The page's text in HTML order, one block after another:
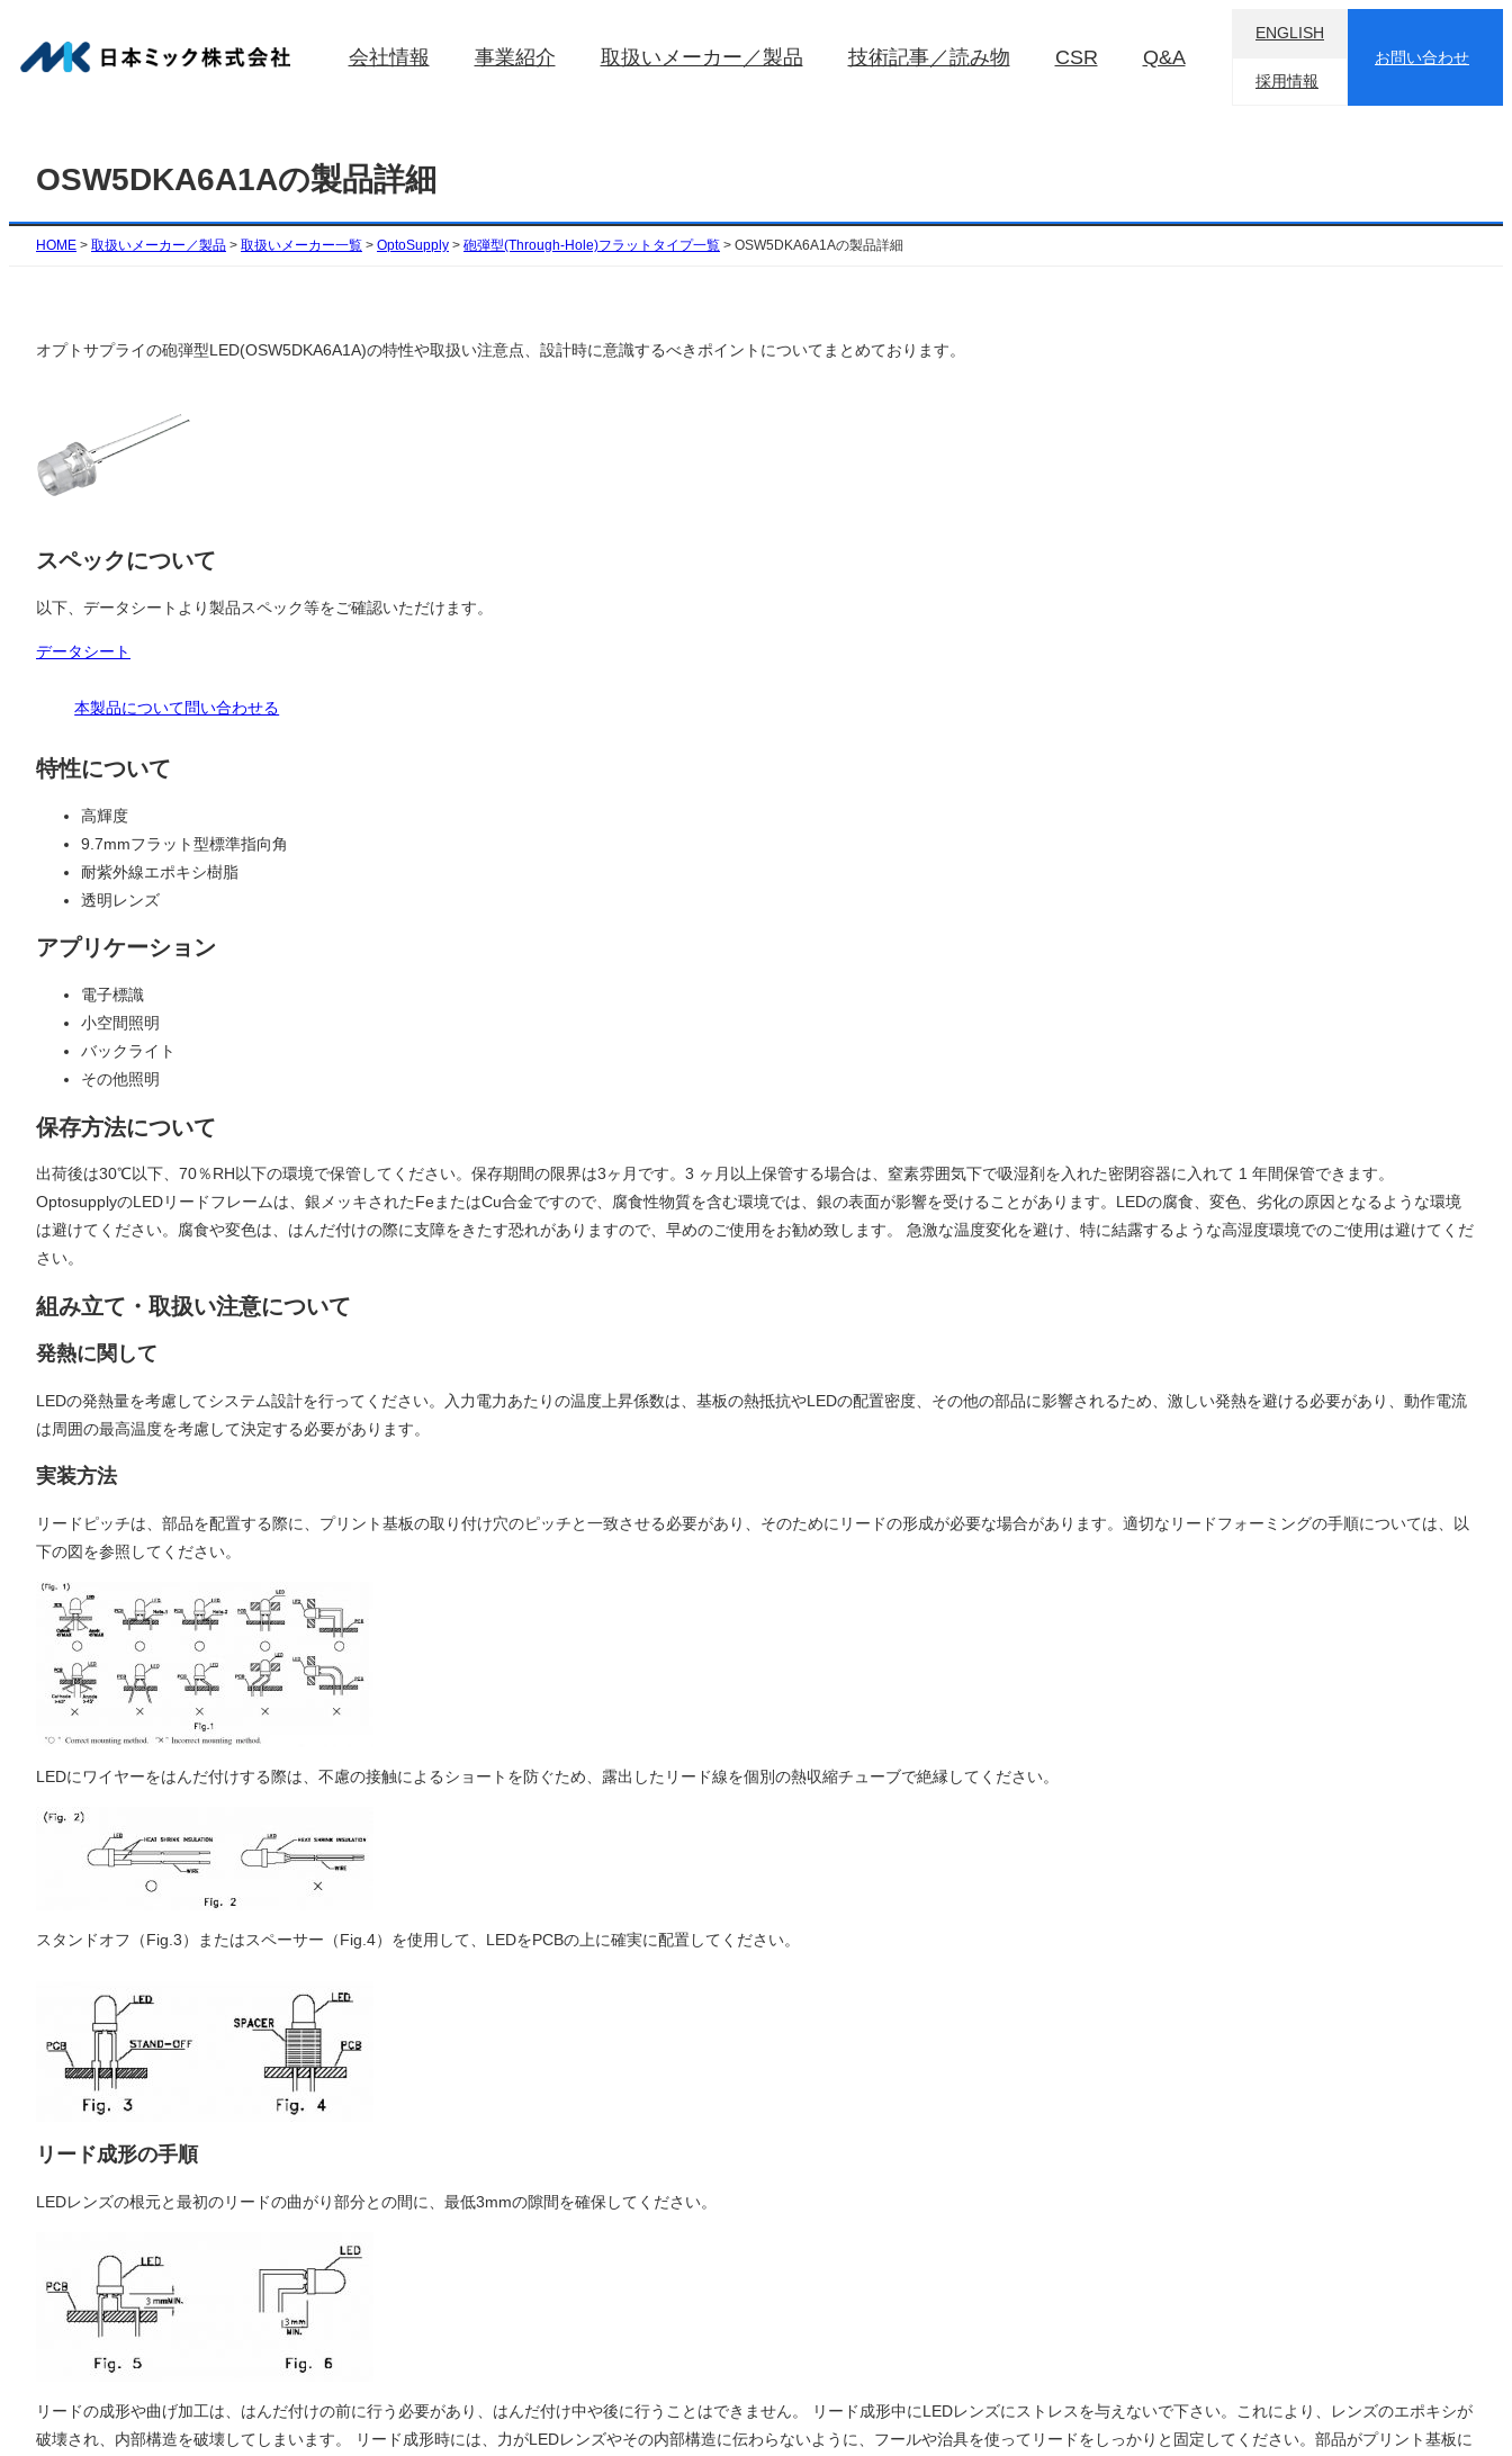
を
会社情報 事業紹介 取扱いメーカー／製品 技術記事／読み物 CSR Q&A
ENGLISH
採用情報
お問い合わせ
OSW5DKA6A1Aの製品詳細
HOME > 取扱いメーカー／製品 > 取扱いメーカー一覧 > OptoSupply > 砲弾型(Through-Hole)フラットタイプ一覧 > OSW5DKA6A1Aの製品詳細
オプトサプライの砲弾型LED(OSW5DKA6A1A)の特性や取扱い注意点、設計時に意識するべきポイントについてまとめております。
スペックについて
以下、データシートより製品スペック等をご確認いただけます。
データシート
本製品について問い合わせる
特性について
高輝度
9.7mmフラット型標準指向角
耐紫外線エポキシ樹脂
透明レンズ
アプリケーション
電子標識
小空間照明
バックライト
その他照明
保存方法について
出荷後は30℃以下、70％RH以下の環境で保管してください。保存期間の限界は3ヶ月です。3 ヶ月以上保管する場合は、窒素雰囲気下で吸湿剤を入れた密閉容器に入れて 1 年間保管できます。
OptosupplyのLEDリードフレームは、銀メッキされたFeまたはCu合金ですので、腐食性物質を含む環境では、銀の表面が影響を受けることがあります。LEDの腐食、変色、劣化の原因となるような環境
は避けてください。腐食や変色は、はんだ付けの際に支障をきたす恐れがありますので、早めのご使用をお勧め致します。 急激な温度変化を避け、特に結露するような高湿度環境でのご使用は避けてくだ
さい。
組み立て・取扱い注意について
発熱に関して
LEDの発熱量を考慮してシステム設計を行ってください。入力電力あたりの温度上昇係数は、基板の熱抵抗やLEDの配置密度、その他の部品に影響されるため、激しい発熱を避ける必要があり、動作電流
は周囲の最高温度を考慮して決定する必要があります。
実装方法
リードピッチは、部品を配置する際に、プリント基板の取り付け穴のピッチと一致させる必要があり、そのためにリードの形成が必要な場合があります。適切なリードフォーミングの手順については、以
下の図を参照してください。
LEDにワイヤーをはんだ付けする際は、不慮の接触によるショートを防ぐため、露出したリード線を個別の熱収縮チューブで絶縁してください。
スタンドオフ（Fig.3）またはスペーサー（Fig.4）を使用して、LEDをPCBの上に確実に配置してください。
リード成形の手順
LEDレンズの根元と最初のリードの曲がり部分との間に、最低3mmの隙間を確保してください。
リードの成形や曲げ加工は、はんだ付けの前に行う必要があり、はんだ付け中や後に行うことはできません。 リード成形中にLEDレンズにストレスを与えないで下さい。これにより、レンズのエポキシが
破壊され、内部構造を破壊してしまいます。 リード成形時には、力がLEDレンズやその内部構造に伝わらないように、フールや治具を使ってリードをしっかりと固定してください。部品がプリント基板に